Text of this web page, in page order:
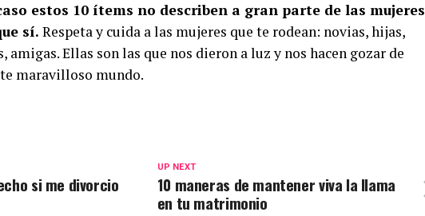
estos 10 ítems no describen a gran parte de las mujeres
sí. Respeta y cuida a las mujeres que te rodean: novias, hijas,
amigas. Ellas son las que nos dieron a luz y nos hacen gozar de
maravilloso mundo.
UP NEXT
10 maneras de mantener viva la llama
en tu matrimonio
si me divorcio